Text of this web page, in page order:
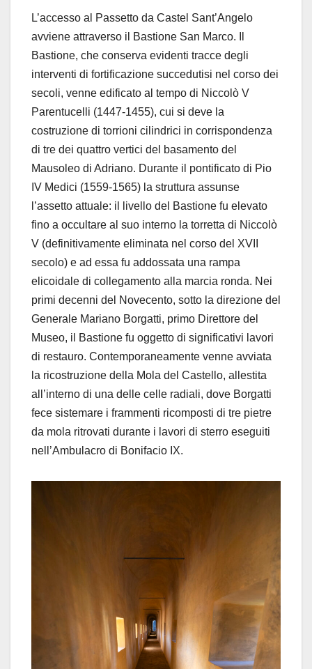
L’accesso al Passetto da Castel Sant’Angelo
avviene attraverso il Bastione San Marco. Il
Bastione, che conserva evidenti tracce degli
interventi di fortificazione succedutisi nel corso dei
secoli, venne edificato al tempo di Niccolò V
Parentucelli (1447-1455), cui si deve la
costruzione di torrioni cilindrici in corrispondenza
di tre dei quattro vertici del basamento del
Mausoleo di Adriano. Durante il pontificato di Pio
IV Medici (1559-1565) la struttura assunse
l’assetto attuale: il livello del Bastione fu elevato
fino a occultare al suo interno la torretta di Niccolò
V (definitivamente eliminata nel corso del XVII
secolo) e ad essa fu addossata una rampa
elicoidale di collegamento alla marcia ronda. Nei
primi decenni del Novecento, sotto la direzione del
Generale Mariano Borgatti, primo Direttore del
Museo, il Bastione fu oggetto di significativi lavori
di restauro. Contemporaneamente venne avviata
la ricostruzione della Mola del Castello, allestita
all’interno di una delle celle radiali, dove Borgatti
fece sistemare i frammenti ricomposti di tre pietre
da mola ritrovati durante i lavori di sterro eseguiti
nell’Ambulacro di Bonifacio IX.